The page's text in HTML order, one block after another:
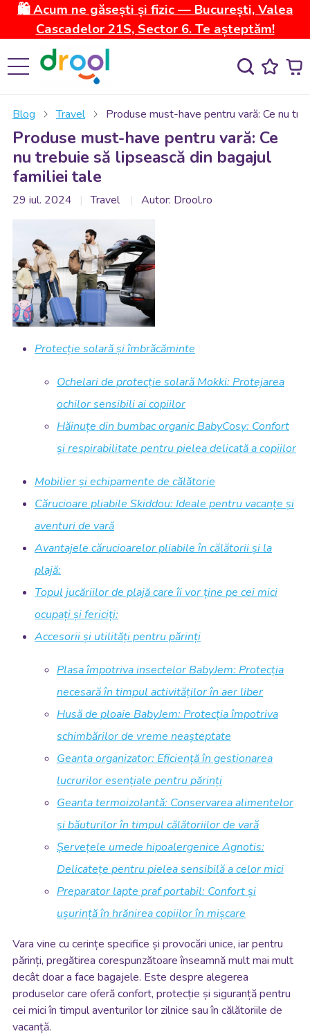
🛍️ Acum ne găsești și fizic — București, Valea
Cascadelor 21S, Sector 6. Te așteptăm!
Blog Travel Produse must-have pentru vară: Ce nu
Produse must-have pentru vară: Ce
nu trebuie să lipsească din bagajul
familiei tale
29 iul. 2024 Travel Autor: Drool.ro
Protecție solară și îmbrăcăminte
Ochelari de protecție solară Mokki: Protejarea
ochilor sensibili ai copiilor
Hăinuțe din bumbac organic BabyCosy: Confort
și respirabilitate pentru pielea delicată a copiilor
Mobilier și echipamente de călătorie
Cărucioare pliabile Skiddou: Ideale pentru vacanțe și
aventuri de vară
Avantajele cărucioarelor pliabile în călătorii și la
plajă:
Topul jucăriilor de plajă care îi vor ține pe cei mici
ocupați și fericiți:
Accesorii și utilități pentru părinți
Plasa împotriva insectelor BabyJem: Protecția
necesară în timpul activităților în aer liber
Husă de ploaie BabyJem: Protecția împotriva
schimbărilor de vreme neașteptate
Geanta organizator: Eficiență în gestionarea
lucrurilor esențiale pentru părinți
Geanta termoizolantă: Conservarea alimentelor
și băuturilor în timpul călătoriilor de vară
Șervețele umede hipoalergenice Agnotis:
Delicatețe pentru pielea sensibilă a celor mici
Preparator lapte praf portabil: Confort și
ușurință în hrănirea copiilor în mișcare
Vara vine cu cerințe specifice și provocări unice, iar pentru
părinți, pregătirea corespunzătoare înseamnă mult mai mult
decât doar a face bagajele. Este despre alegerea
produselor care oferă confort, protecție și siguranță pentru
cei mici în timpul aventurilor lor zilnice sau în călătoriile de
vacanță.